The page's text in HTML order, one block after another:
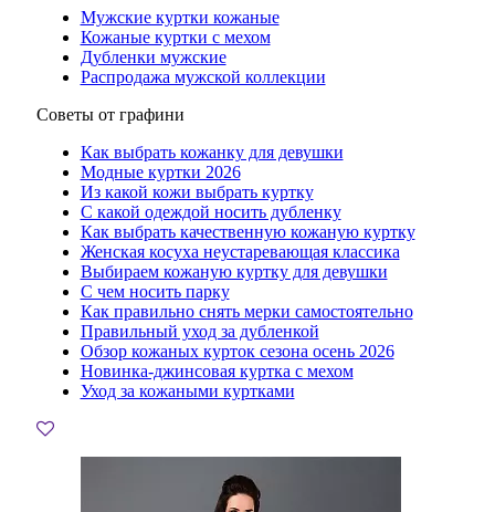
Мужские куртки кожаные
Кожаные куртки с мехом
Дубленки мужские
Распродажа мужской коллекции
Советы от графини
Как выбрать кожанку для девушки
Модные куртки 2026
Из какой кожи выбрать куртку
С какой одеждой носить дубленку
Как выбрать качественную кожаную куртку
Женская косуха неустаревающая классика
Выбираем кожаную куртку для девушки
С чем носить парку
Как правильно снять мерки самостоятельно
Правильный уход за дубленкой
Обзор кожаных курток сезона осень 2026
Новинка-джинсовая куртка с мехом
Уход за кожаными куртками